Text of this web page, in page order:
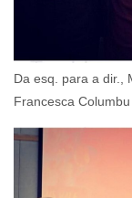
Da esq. para a dir.,
Francesca